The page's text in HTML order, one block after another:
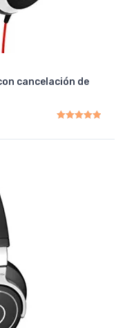
cancelación de